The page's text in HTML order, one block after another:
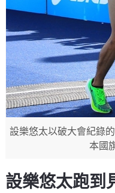
設樂悠太以破大會紀錄
本國
設樂悠太跑到